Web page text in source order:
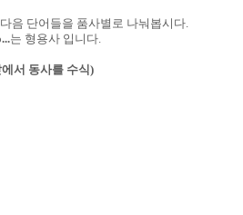
음 단어들을 품사별로 나눠봅시다.
는 형용사 입니다.
서 동사를 수식)